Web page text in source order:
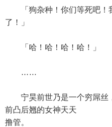
「狗杂种！你们等死吧！
了！」
「哈！哈！哈！哈！」
……
宁昊前世乃是一个穷屌丝
前凸后翘的女神天天
撸管。